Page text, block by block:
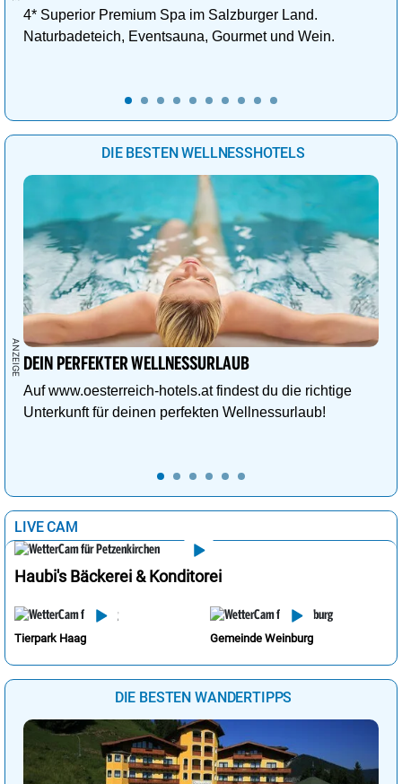
4* Superior Premium Spa im Salzburger Land.
Naturbadeteich, Eventsauna, Gourmet und Wein.
DIE BESTEN WELLNESSHOTELS
DEIN PERFEKTER WELLNESSURLAUB
Auf www.oesterreich-hotels.at findest du die richtige
Unterkunft für deinen perfekten Wellnessurlaub!
LIVE CAM
Haubi's Bäckerei & Konditorei
Tierpark Haag Gemeinde Weinburg
DIE BESTEN WANDERTIPPS